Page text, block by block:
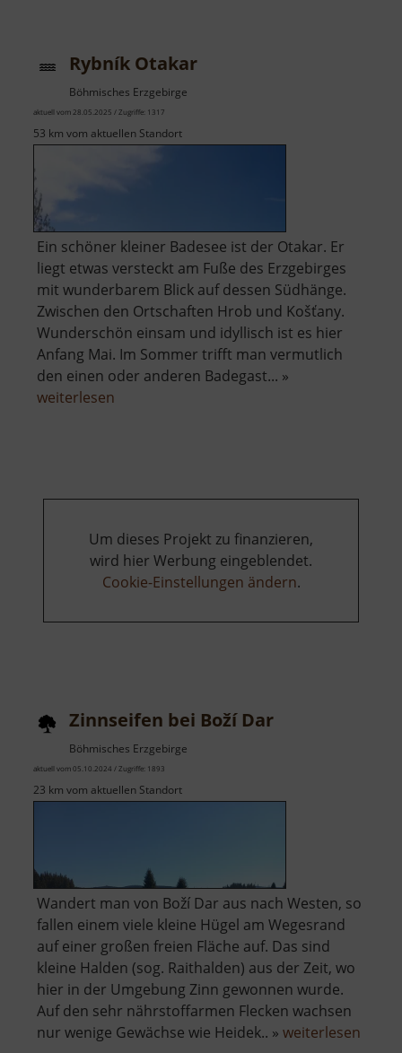
Rybník Otakar
Böhmisches Erzgebirge
aktuell vom 28.05.2025 / Zugriffe: 1317
53 km vom aktuellen Standort
Ein schöner kleiner Badesee ist der Otakar. Er
liegt etwas versteckt am Fuße des Erzgebirges
mit wunderbarem Blick auf dessen Südhänge.
Zwischen den Ortschaften Hrob und Košťany.
Wunderschön einsam und idyllisch ist es hier
Anfang Mai. Im Sommer trifft man vermutlich
den einen oder anderen Badegast... »
weiterlesen
Um dieses Projekt zu finanzieren,
wird hier Werbung eingeblendet.
Cookie-Einstellungen ändern.
Zinnseifen bei Boží Dar
Böhmisches Erzgebirge
aktuell vom 05.10.2024 / Zugriffe: 1893
23 km vom aktuellen Standort
Wandert man von Boží Dar aus nach Westen, so
fallen einem viele kleine Hügel am Wegesrand
auf einer großen freien Fläche auf. Das sind
kleine Halden (sog. Raithalden) aus der Zeit, wo
hier in der Umgebung Zinn gewonnen wurde.
Auf den sehr nährstoffarmen Flecken wachsen
nur wenige Gewächse wie Heidek.. » weiterlesen